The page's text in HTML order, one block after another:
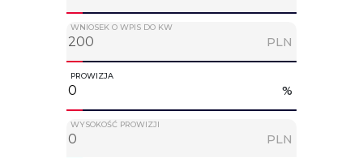
WNIOSEK O WPIS DO KW
PLN
PROWIZJA
%
WYSOKOŚĆ PROWIZJI
PLN